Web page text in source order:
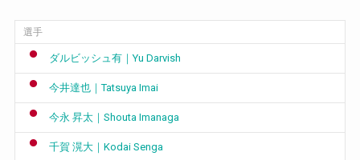
選手
ダルビッシュ有｜Yu Darvish
今井達也｜Tatsuya Imai
今永 昇太｜Shouta Imanaga
千賀 滉大｜Kodai Senga